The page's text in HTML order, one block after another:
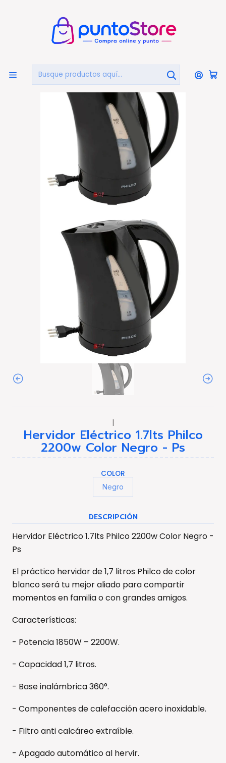
HOGAR Y DECORACIÓN Electrodomésticos
Hervidores
Hervidor Eléctrico 1.7lts Philco 2200w Color Negro - Ps
|
Hervidor Eléctrico 1.7lts Philco
2200w Color Negro - Ps
COLOR
Negro
DESCRIPCIÓN
Hervidor Eléctrico 1.7lts Philco 2200w Color Negro -
Ps
El práctico hervidor de 1,7 litros Philco de color
blanco será tu mejor aliado para compartir
momentos en familia o con grandes amigos.
Características:
- Potencia 1850W – 2200W.
- Capacidad 1,7 litros.
- Base inalámbrica 360°.
- Componentes de calefacción acero inoxidable.
- Filtro anti calcáreo extraíble.
- Apagado automático al hervir.